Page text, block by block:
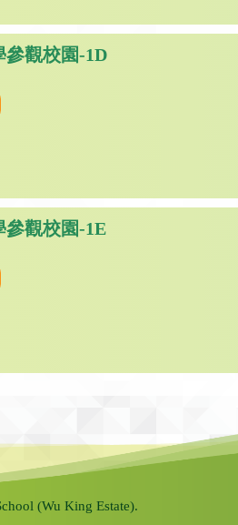
參觀校園-1D
參觀校園-1E
(Wu King Estate).